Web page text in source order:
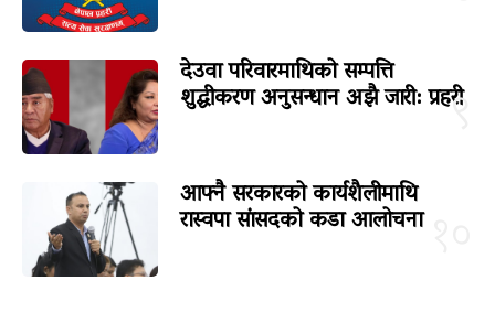
९
देउवा परिवारमाथिको सम्पत्ति
शुद्धीकरण अनुसन्धान अझै जारी: प्रहरी
आफ्नै सरकारको कार्यशैलीमाथि
रास्वपा सांसदको कडा आलोचना